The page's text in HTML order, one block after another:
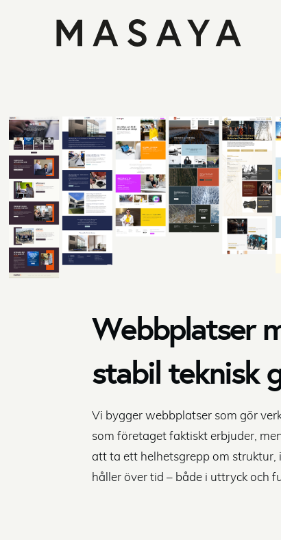
Webbplatser
stabil teknisk
Vi bygger webbplatser som gör
som företaget faktiskt erbjuder,
att ta ett helhetsgrepp om struktur,
håller över tid – både i uttryck och